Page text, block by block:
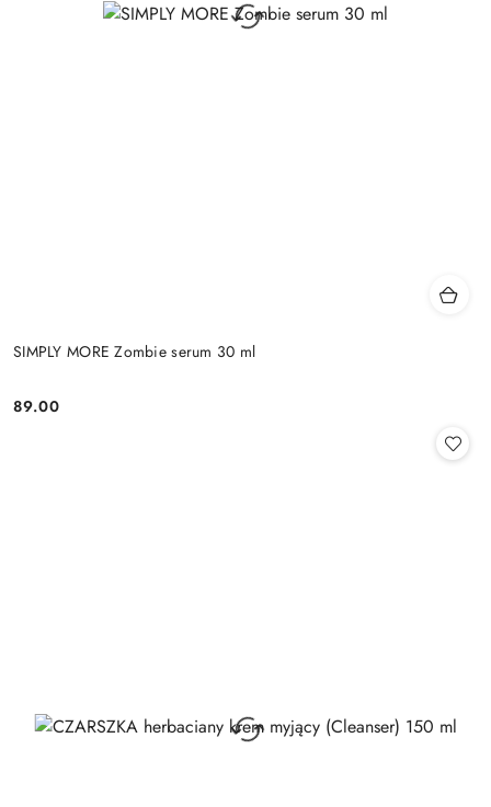
SIMPLY MORE Zombie serum 30 ml
Cena:
89.00